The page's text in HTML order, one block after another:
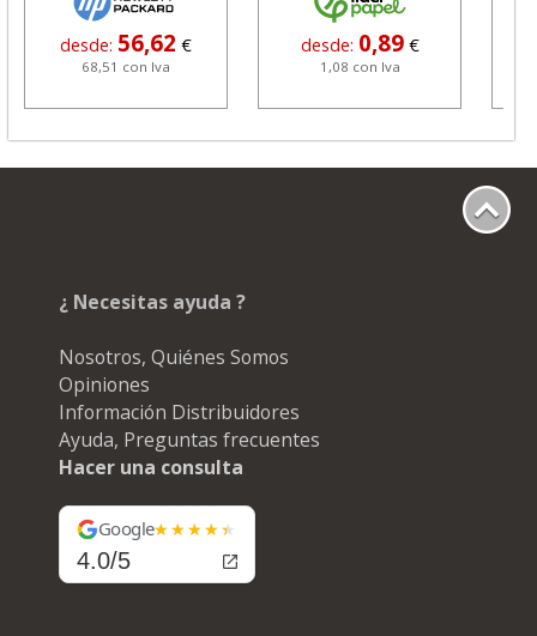
desde: 56,62 €
68,51 con Iva
desde: 0,89 €
1,08 con Iva
¿ Necesitas ayuda ?
Nosotros, Quiénes Somos
Opiniones
Información Distribuidores
Ayuda, Preguntas frecuentes
Hacer una consulta
Google
4.0/5